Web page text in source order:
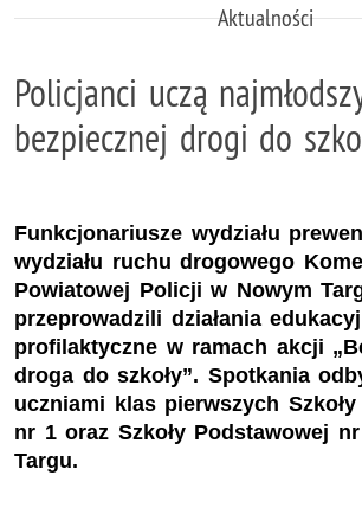
Aktualności
Policjanci uczą
bezpiecznej drogi do
Funkcjonariusze wydziału
wydziału ruchu drogowego
Powiatowej Policji w Nowym
przeprowadzili działania
profilaktyczne w ramach akcji
droga do szkoły”. Spotkania
uczniami klas pierwszych
nr 1 oraz Szkoły Podstawowej
Targu.